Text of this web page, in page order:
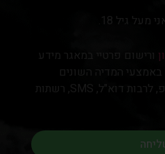
גיל 18.
ורישום פרטיי במאגר מידע
המדיה השונים
(הצטרפות לקבוצת ווטסאפ, לרבות דוא"ל, SMS, רשתות